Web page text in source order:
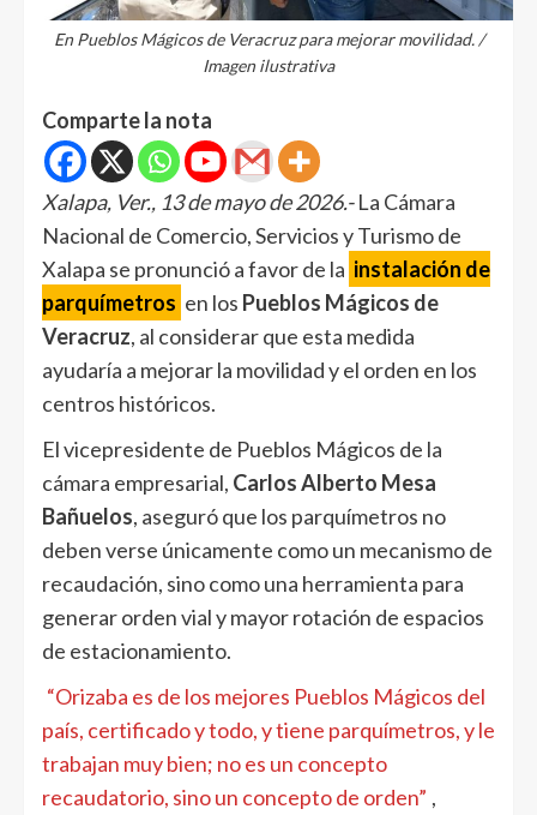
En Pueblos Mágicos de Veracruz para mejorar movilidad. /
Imagen ilustrativa
Comparte la nota
Xalapa, Ver., 13 de mayo de 2026.-La Cámara
Nacional de Comercio, Servicios y Turismo de
Xalapa se pronunció a favor de la instalación de
parquímetros en los Pueblos Mágicos de
Veracruz, al considerar que esta medida
ayudaría a mejorar la movilidad y el orden en los
centros históricos.
El vicepresidente de Pueblos Mágicos de la
cámara empresarial, Carlos Alberto Mesa
Bañuelos, aseguró que los parquímetros no
deben verse únicamente como un mecanismo de
recaudación, sino como una herramienta para
generar orden vial y mayor rotación de espacios
de estacionamiento.
“Orizaba es de los mejores Pueblos Mágicos del
país, certificado y todo, y tiene parquímetros, y le
trabajan muy bien; no es un concepto
recaudatorio, sino un concepto de orden” ,